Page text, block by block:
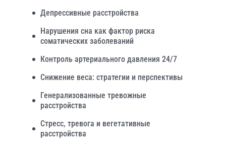
Депрессивные расстройства
Нарушения сна как фактор риска
соматических заболеваний
Контроль артериального давления 24/7
Снижение веса: стратегии и перспективы
Генерализованные тревожные
расстройства
Стресс, тревога и вегетативные
расстройства